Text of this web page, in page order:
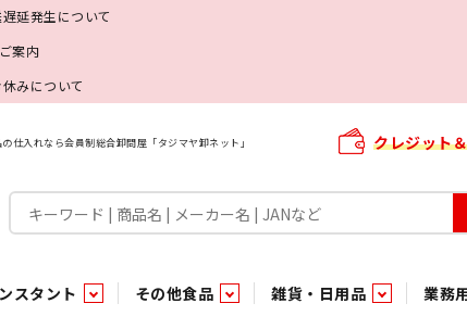
延発生について
案内
みについて
仕入れなら会員制総合卸問屋「タジマヤ卸ネット」 クレジット
スタント その他食品 雑貨・日用品 業務